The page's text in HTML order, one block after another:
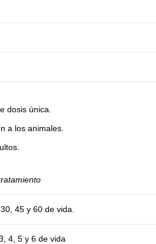
dosis única.
a los animales.
45 y 60 de vida.
4, 5 y 6 de vida